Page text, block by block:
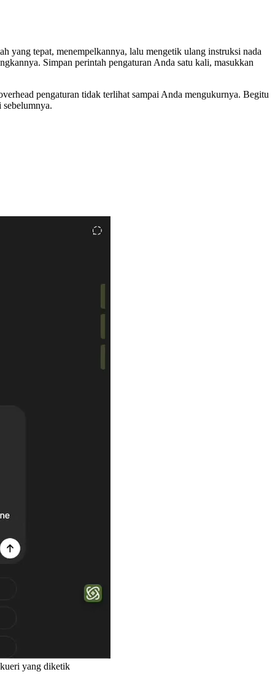
yang tepat, menempelkannya, lalu mengetik ulang instruksi nada
Simpan perintah pengaturan Anda satu kali, masukkan
pengaturan tidak terlihat sampai Anda mengukurnya. Begitu
yang diketik